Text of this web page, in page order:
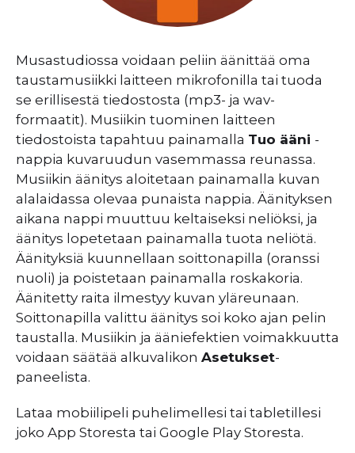
Musastudiossa voidaan peliin äänittää oma
taustamusiikki laitteen mikrofonilla tai tuoda
se erillisestä tiedostosta (mp3- ja wav-
formaatit). Musiikin tuominen laitteen
tiedostoista tapahtuu painamalla Tuo ääni -
nappia kuvaruudun vasemmassa reunassa.
Musiikin äänitys aloitetaan painamalla kuvan
alalaidassa olevaa punaista nappia. Äänityksen
aikana nappi muuttuu keltaiseksi neliöksi, ja
äänitys lopetetaan painamalla tuota neliötä.
Äänityksiä kuunnellaan soittonapilla (oranssi
nuoli) ja poistetaan painamalla roskakoria.
Äänitetty raita ilmestyy kuvan yläreunaan.
Soittonapilla valittu äänitys soi koko ajan pelin
taustalla. Musiikin ja ääniefektien voimakkuutta
voidaan säätää alkuvalikon Asetukset-
paneelista.
Lataa mobiilipeli puhelimellesi tai tabletillesi
joko App Storesta tai Google Play Storesta.